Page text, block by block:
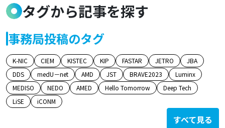
タグから記事を探す
事務局投稿のタグ
K-NIC CIEM KISTEC KIP FASTAR JETRO
JBA
DDS
medU－net AMD JST BRAVE2023
Luminx
MEDISO
NEDO AMED Hello Tomorrow
Deep Tech
LiSE
iCONM
すべて見る